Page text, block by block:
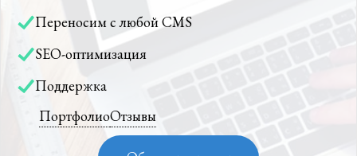
Переносим с любой CMS
SEO-оптимизация
Поддержка
ПортфолиоОтзывы